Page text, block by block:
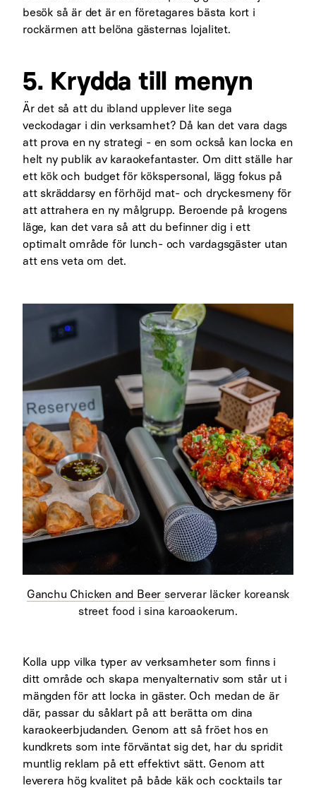
besök så är det är en företagares bästa kort i
rockärmen att belöna gästernas lojalitet.
5. Krydda till menyn
Är det så att du ibland upplever lite sega
veckodagar i din verksamhet? Då kan det vara dags
att prova en ny strategi - en som också kan locka en
helt ny publik av karaokefantaster. Om ditt ställe har
ett kök och budget för kökspersonal, lägg fokus på
att skräddarsy en förhöjd mat- och dryckesmeny för
att attrahera en ny målgrupp. Beroende på krogens
läge, kan det vara så att du befinner dig i ett
optimalt område för lunch- och vardagsgäster utan
att ens veta om det.
Ganchu Chicken and Beer serverar läcker koreansk
street food i sina karoaokerum.
Kolla upp vilka typer av verksamheter som finns i
ditt område och skapa menyalternativ som står ut i
mängden för att locka in gäster. Och medan de är
där, passar du såklart på att berätta om dina
karaokeerbjudanden. Genom att så fröet hos en
kundkrets som inte förväntat sig det, har du spridit
muntlig reklam på ett effektivt sätt. Genom att
leverera hög kvalitet på både käk och cocktails tar